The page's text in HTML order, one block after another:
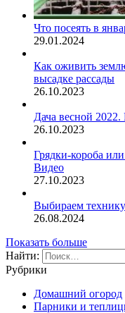
Что посеять в
29.01.2024
Как оживить
высадке рассады
26.10.2023
Дача весной 2022.
26.10.2023
Грядки-короба
Видео
27.10.2023
Выбираем
26.08.2024
Показать больше
Найти:
Рубрики
Домашний огород
Парники и